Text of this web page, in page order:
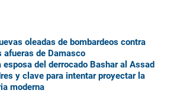
oleadas de bombardeos contra
afueras de Damasco
esposa del derrocado Bashar al Assad
y clave para intentar proyectar la
moderna